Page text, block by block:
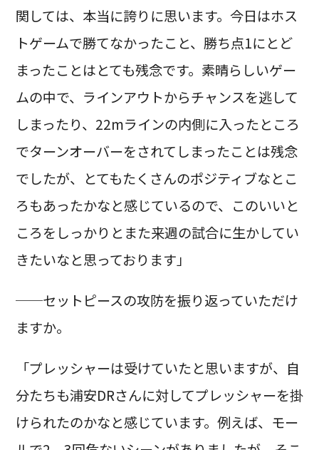
関しては、本当に誇りに思います。今日はホス
トゲームで勝てなかったこと、勝ち点1にとど
まったことはとても残念です。素晴らしいゲー
ムの中で、ラインアウトからチャンスを逃して
しまったり、22mラインの内側に入ったところ
でターンオーバーをされてしまったことは残念
でしたが、とてもたくさんのポジティブなとこ
ろもあったかなと感じているので、このいいと
ころをしっかりとまた来週の試合に生かしてい
きたいなと思っております」
──セットピースの攻防を振り返っていただけ
ますか。
「プレッシャーは受けていたと思いますが、自
分たちも浦安DRさんに対してプレッシャーを掛
けられたのかなと感じています。例えば、モー